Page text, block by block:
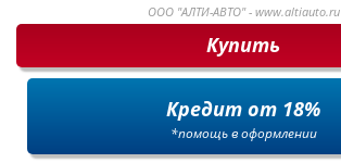
Купить
Кредит от 18%
*помощь в оформлении
ООО "АЛТИ-АВТО" - www.altiauto.ru